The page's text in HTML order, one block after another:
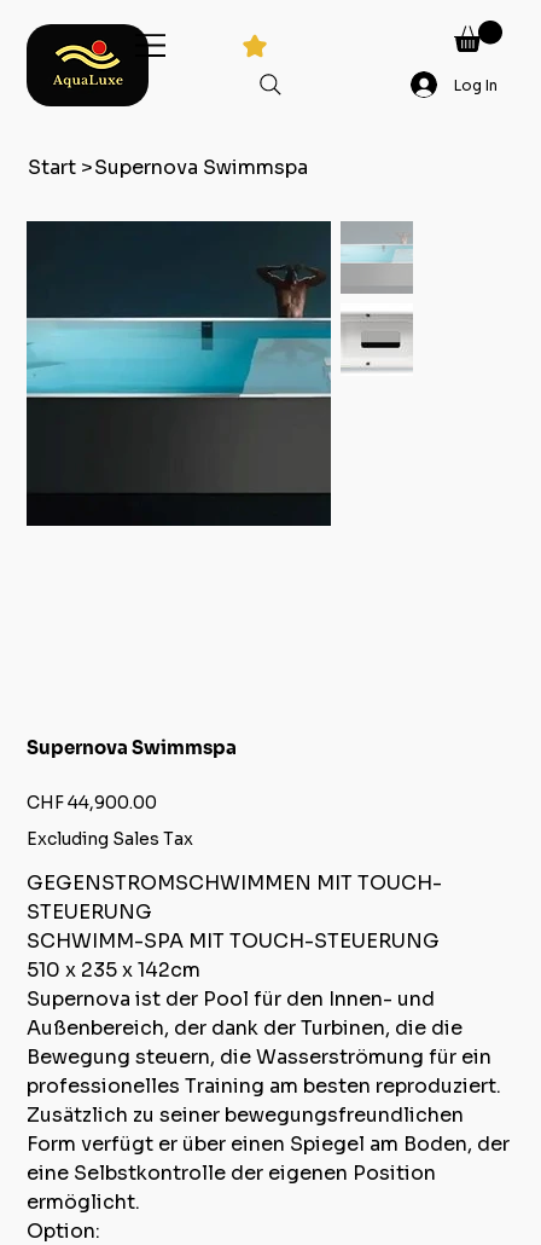
Log In
Start >Supernova Swimmspa
Supernova Swimmspa
Price
CHF 44,900.00
Excluding Sales Tax
GEGENSTROMSCHWIMMEN MIT TOUCH-
STEUERUNG
SCHWIMM-SPA MIT TOUCH-STEUERUNG
510 x 235 x 142cm
Supernova ist der Pool für den Innen- und
Außenbereich, der dank der Turbinen, die die
Bewegung steuern, die Wasserströmung für ein
professionelles Training am besten reproduziert.
Zusätzlich zu seiner bewegungsfreundlichen
Form verfügt er über einen Spiegel am Boden, der
eine Selbstkontrolle der eigenen Position
ermöglicht.
Option: